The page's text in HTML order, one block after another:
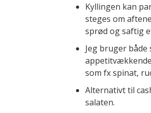
Kyllingen kan
steges om
sprød og saftig
Jeg bruger
som fx spinat,
Alternativt til
salaten.